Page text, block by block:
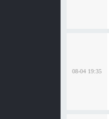
08-04 19:35